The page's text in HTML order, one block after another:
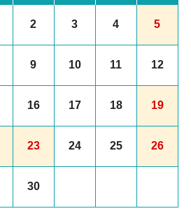
2 3 4 5
9 10 11 12
16 17 18 19
23 24 25 26
30